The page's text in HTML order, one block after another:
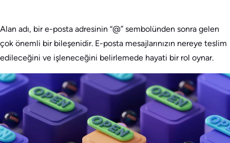
Alan adı, bir e-posta adresinin “@” sembolünden sonra gelen
çok önemli bir bileşenidir. E-posta mesajlarınızın nereye teslim
edileceğini ve işleneceğini belirlemede hayati bir rol oynar.